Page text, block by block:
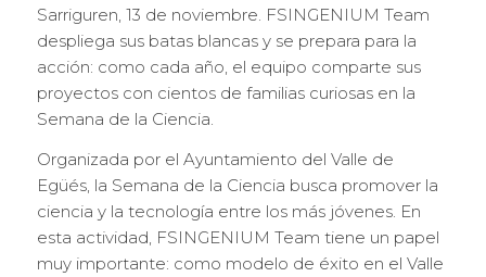
Sarriguren, 13 de noviembre. FSINGENIUM Team
despliega sus batas blancas y se prepara para la
acción: como cada año, el equipo comparte sus
proyectos con cientos de familias curiosas en la
Semana de la Ciencia.
Organizada por el Ayuntamiento del Valle de
Egüés, la Semana de la Ciencia busca promover la
ciencia y la tecnología entre los más jóvenes. En
esta actividad, FSINGENIUM Team tiene un papel
muy importante: como modelo de éxito en el Valle